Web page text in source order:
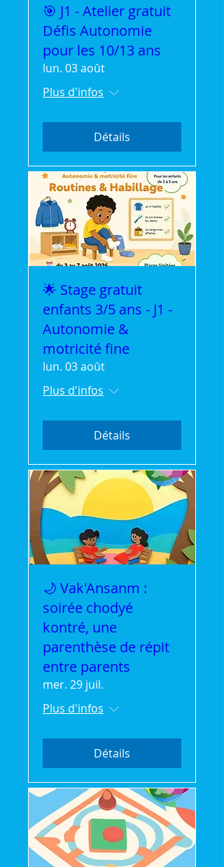
🎯 J1 - Atelier gratuit
Défis Autonomie
pour les 10/13 ans
lun. 03 août
Plus d'infos
Détails
🌟 Stage gratuit
enfants 3/5 ans - J1 -
Autonomie &
motricité fine
lun. 03 août
Plus d'infos
Détails
🌙 Vak'Ansanm :
soirée chodyé
kontré, une
parenthèse de répit
entre parents
mer. 29 juil.
Plus d'infos
Détails